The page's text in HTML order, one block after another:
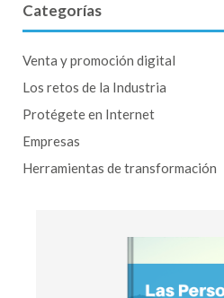
Categorías
Venta y promoción digital
Los retos de la Industria
Protégete en Internet
Empresas
Herramientas de transformación